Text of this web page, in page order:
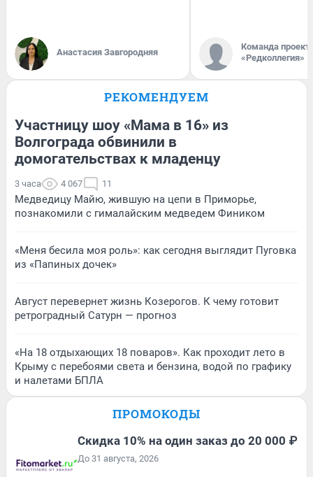
Анастасия Завгородняя
Команда
«Редколлегия»
РЕКОМЕНДУЕМ
Участницу шоу «Мама в 16» из
Волгограда обвинили в
домогательствах к младенцу
3 часа 4 067 11
Медведицу Майю, жившую на цепи в Приморье,
познакомили с гималайским медведем Фиником
«Меня бесила моя роль»: как сегодня выглядит Пуговка
из «Папиных дочек»
Август перевернет жизнь Козерогов. К чему готовит
ретроградный Сатурн — прогноз
«На 18 отдыхающих 18 поваров». Как проходит лето в
Крыму с перебоями света и бензина, водой по графику
и налетами БПЛА
ПРОМОКОДЫ
Скидка 10% на один заказ до 20 000 ₽
До 31 августа, 2026